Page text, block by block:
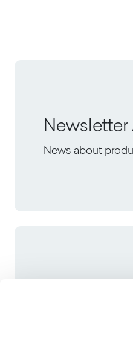
Newsletter
News about